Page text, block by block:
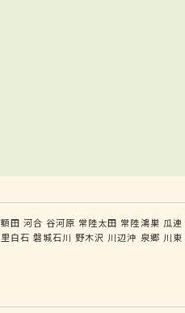
額田 河合 谷河原 常陸太田 常陸鴻巣 瓜連
里白石 磐城石川 野木沢 川辺沖 泉郷 川東